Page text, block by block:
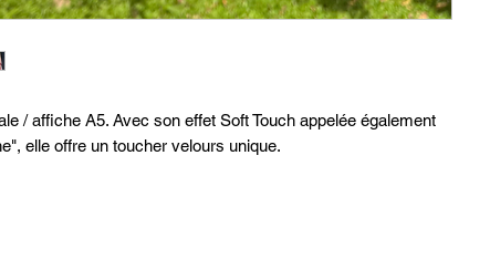
/ affiche A5. Avec son effet Soft Touch appelée également
elle offre un toucher velours unique.